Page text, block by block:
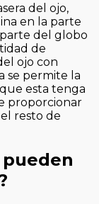
del ojo,
en la parte
del globo
de
ojo con
se permite la
esta tenga
proporcionar
resto de